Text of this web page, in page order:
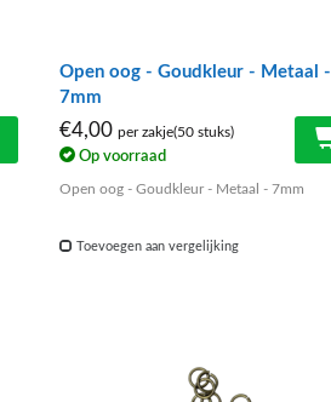
Open oog - Goudkleur - Metaal -
7mm
€4,00per zakje(50 stuks)
Op voorraad
Open oog - Goudkleur - Metaal - 7mm
Toevoegen aan vergelijking